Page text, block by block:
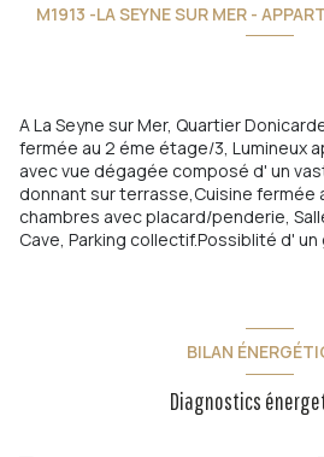
M1913 -LA SEYNE SUR MER -
A La Seyne sur Mer, Quartier
fermée au 2 éme étage/3, Lumineux
avec vue dégagée composé d' un
donnant sur terrasse,Cuisine fermée
chambres avec placard/penderie,
Cave, Parking collectif.Possiblité d' un
BILAN
Diagnostics